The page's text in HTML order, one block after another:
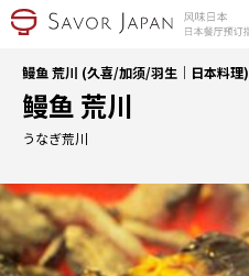
鳗鱼 荒川 (久喜/加须/羽生｜日本料理)
鳗鱼 荒川
うなぎ荒川